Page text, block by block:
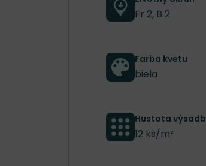
Fr 2, B 2
Farba kvetu
biela
Hustota
12 ks/m²